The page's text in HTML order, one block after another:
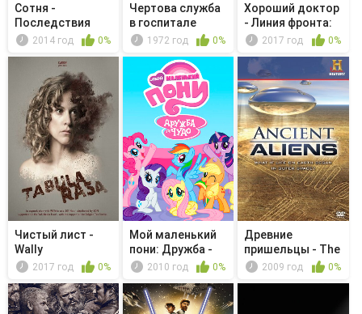
Сотня -
Последствия
2014 год 0%
Чертова служба
в гoспитале
M*A*S*H - ...
1972 год 0%
Хороший доктор
- Линия фронта:
Часть ...
2017 год 0%
Чистый лист -
Wally
2017 год 0%
Мой маленький
пони: Дружба -
это чудо...
2010 год 0%
Древние
пришельцы - The
Badlands Guar...
2009 год 0%